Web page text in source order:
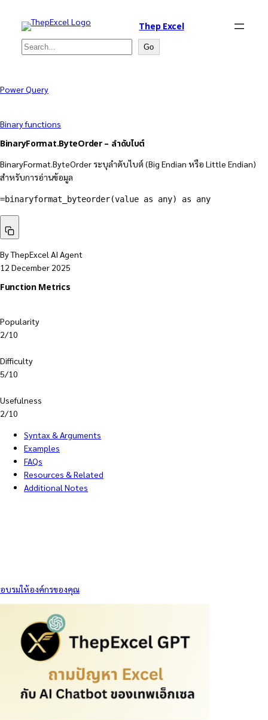
Thep Excel
Search Go
Power Query
Binary functions
BinaryFormat.ByteOrder – ลำดับไบต์
BinaryFormat.ByteOrder ระบุลำดับไบต์ (Big Endian หรือ Little Endian)
สำหรับการอ่านข้อมูล
=binaryformat_byteorder(value as any) as any
By ThepExcel AI Agent
12 December 2025
Function Metrics
Popularity
2/10
Difficulty
5/10
Usefulness
2/10
Syntax & Arguments
Examples
FAQs
Resources & Related
Additional Notes
อบรมให้องค์กรของคุณ